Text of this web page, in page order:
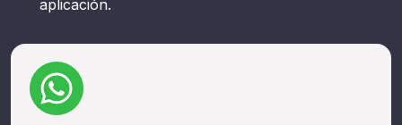
aplicación.